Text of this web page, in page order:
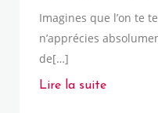
Imagines que l’on te
n’apprécies
de[…]
Lire la suite